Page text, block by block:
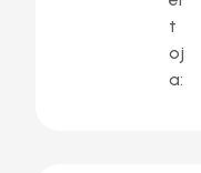
t
oj
a: